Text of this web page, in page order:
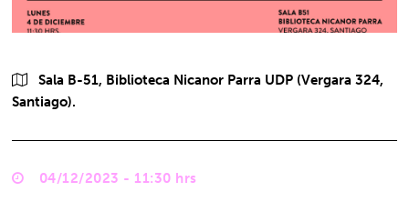
Sala B-51, Biblioteca Nicanor Parra UDP (Vergara 324,
Santiago).
04/12/2023 - 11:30 hrs